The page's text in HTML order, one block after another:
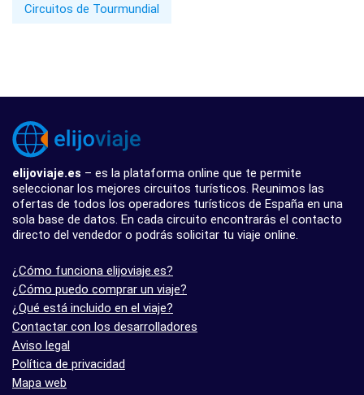
Circuitos de Tourmundial
elijoviaje.es – es la plataforma online que te permite
seleccionar los mejores circuitos turísticos. Reunimos las
ofertas de todos los operadores turísticos de España en una
sola base de datos. En cada circuito encontrarás el contacto
directo del vendedor o podrás solicitar tu viaje online.
¿Cómo funciona elijoviaje.es?
¿Cómo puedo comprar un viaje?
¿Qué está incluido en el viaje?
Contactar con los desarrolladores
Aviso legal
Política de privacidad
Mapa web